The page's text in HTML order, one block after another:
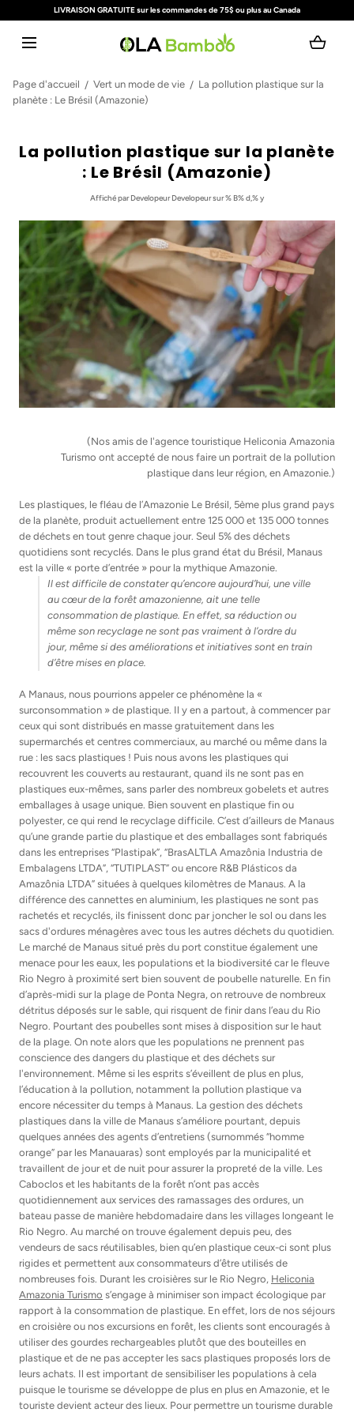
ALLER AU CONTENU
LIVRAISON GRATUITE sur les commandes de 75$ ou plus au Canada
Page d'accueil
Vert un mode de vie
La pollution plastique sur la
planète : Le Brésil (Amazonie)
La pollution plastique sur la planète
: Le Brésil (Amazonie)
Affichépar Developeur Developeursur % B% d,% y
(Nos amis de l'agence touristique Heliconia Amazonia
Turismo ont accepté de nous faire un portrait de la pollution
plastique dans leur région, en Amazonie.)
Les plastiques, le fléau de l’Amazonie Le Brésil, 5ème plus grand pays
de la planète, produit actuellement entre 125 000 et 135 000 tonnes
de déchets en tout genre chaque jour. Seul 5% des déchets
quotidiens sont recyclés. Dans le plus grand état du Brésil, Manaus
est la ville « porte d’entrée » pour la mythique Amazonie.
Il est difficile de constater qu’encore aujourd’hui, une ville
au cœur de la forêt amazonienne, ait une telle
consommation de plastique. En effet, sa réduction ou
même son recyclage ne sont pas vraiment à l’ordre du
jour, même si des améliorations et initiatives sont en train
d’être mises en place.
A Manaus, nous pourrions appeler ce phénomène la «
surconsommation » de plastique. Il y en a partout, à commencer par
ceux qui sont distribués en masse gratuitement dans les
supermarchés et centres commerciaux, au marché ou même dans la
rue : les sacs plastiques ! Puis nous avons les plastiques qui
recouvrent les couverts au restaurant, quand ils ne sont pas en
plastiques eux-mêmes, sans parler des nombreux gobelets et autres
emballages à usage unique. Bien souvent en plastique fin ou
polyester, ce qui rend le recyclage difficile. C’est d’ailleurs de Manaus
qu’une grande partie du plastique et des emballages sont fabriqués
dans les entreprises “Plastipak”, “BrasALTLA Amazônia Industria de
Embalagens LTDA”, “TUTIPLAST” ou encore R&B Plásticos da
Amazônia LTDA” situées à quelques kilomètres de Manaus. A la
différence des cannettes en aluminium, les plastiques ne sont pas
rachetés et recyclés, ils finissent donc par joncher le sol ou dans les
sacs d'ordures ménagères avec tous les autres déchets du quotidien.
Le marché de Manaus situé près du port constitue également une
menace pour les eaux, les populations et la biodiversité car le fleuve
Rio Negro à proximité sert bien souvent de poubelle naturelle. En fin
d’après-midi sur la plage de Ponta Negra, on retrouve de nombreux
détritus déposés sur le sable, qui risquent de finir dans l’eau du Rio
Negro. Pourtant des poubelles sont mises à disposition sur le haut
de la plage. On note alors que les populations ne prennent pas
conscience des dangers du plastique et des déchets sur
l'environnement. Même si les esprits s’éveillent de plus en plus,
l’éducation à la pollution, notamment la pollution plastique va
encore nécessiter du temps à Manaus. La gestion des déchets
plastiques dans la ville de Manaus s’améliore pourtant, depuis
quelques années des agents d’entretiens (surnommés “homme
orange” par les Manauaras) sont employés par la municipalité et
travaillent de jour et de nuit pour assurer la propreté de la ville. Les
Caboclos et les habitants de la forêt n’ont pas accès
quotidiennement aux services des ramassages des ordures, un
bateau passe de manière hebdomadaire dans les villages longeant le
Rio Negro. Au marché on trouve également depuis peu, des
vendeurs de sacs réutilisables, bien qu’en plastique ceux-ci sont plus
rigides et permettent aux consommateurs d’être utilisés de
nombreuses fois. Durant les croisières sur le Rio Negro, Heliconia
Amazonia Turismo s’engage à minimiser son impact écologique par
rapport à la consommation de plastique. En effet, lors de nos séjours
en croisière ou nos excursions en forêt, les clients sont encouragés à
utiliser des gourdes rechargeables plutôt que des bouteilles en
plastique et de ne pas accepter les sacs plastiques proposés lors de
leurs achats. Il est important de sensibiliser les populations à cela
puisque le tourisme se développe de plus en plus en Amazonie, et le
touriste devient acteur des lieux. Pour permettre un tourisme durable